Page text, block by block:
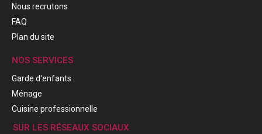
Nous recrutons
FAQ
Plan du site
NOS SERVICES
Garde d'enfants
Ménage
Cuisine professionnelle
SUR LES RÉSEAUX SOCIAUX